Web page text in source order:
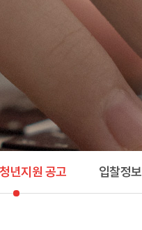
년지원 공고 입찰정보